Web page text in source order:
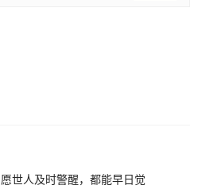
世人及时警醒，都能早日觉